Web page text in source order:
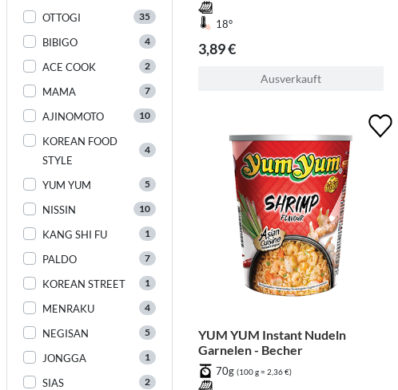
OTTOGI 35
BIBIGO 4
ACE COOK 2
MAMA 7
AJINOMOTO 10
KOREAN FOOD
STYLE
4
YUM YUM 5
NISSIN 10
KANG SHI FU 1
PALDO 7
KOREAN STREET 1
MENRAKU 4
NEGISAN 5
JONGGA 1
SIAS 2
18°
3,89 €
Ausverkauft
YUM YUM Instant Nudeln
Garnelen - Becher
70g (100 g = 2,36 €)